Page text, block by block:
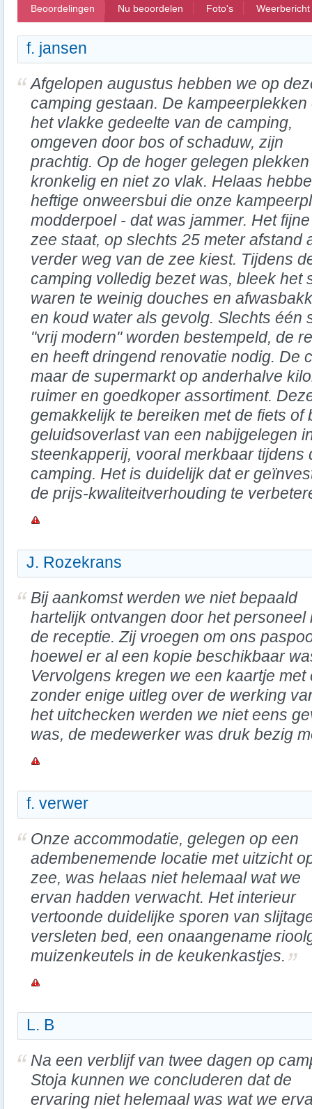
Beoordelingen Nu beoordelen Foto's Weerbericht
f. jansen
Afgelopen augustus hebben we op
camping gestaan. De kampeerplekken
het vlakke gedeelte van de camping,
omgeven door bos of schaduw, zijn
prachtig. Op de hoger gelegen
kronkelig en niet zo vlak. Helaas
heftige onweersbui die onze
modderpoel - dat was jammer. Het
zee staat, op slechts 25 meter afstand
verder weg van de zee kiest. Tijdens
camping volledig bezet was, bleek het
waren te weinig douches en
en koud water als gevolg. Slechts één
"vrij modern" worden bestempeld, de
en heeft dringend renovatie nodig. De
maar de supermarkt op anderhalve
ruimer en goedkoper assortiment.
gemakkelijk te bereiken met de fiets of
geluidsoverlast van een nabijgelegen
steenkapperij, vooral merkbaar tijdens
camping. Het is duidelijk dat er
de prijs-kwaliteitverhouding te
J. Rozekrans
Bij aankomst werden we niet bepaald
hartelijk ontvangen door het personeel
de receptie. Zij vroegen om ons
hoewel er al een kopie beschikbaar
Vervolgens kregen we een kaartje
zonder enige uitleg over de werking
het uitchecken werden we niet eens
was, de medewerker was druk bezig
f. verwer
Onze accommodatie, gelegen op een
adembenemende locatie met uitzicht
zee, was helaas niet helemaal wat we
ervan hadden verwacht. Het interieur
vertoonde duidelijke sporen van
versleten bed, een onaangename
muizenkeutels in de keukenkastjes.
L. B
Na een verblijf van twee dagen op
Stoja kunnen we concluderen dat de
ervaring niet helemaal was wat we